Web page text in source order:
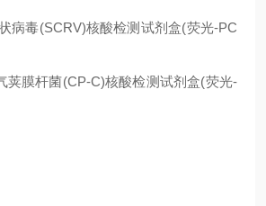
病毒(SCRV)核酸检测试剂盒(荧光-PC
荚膜杆菌(CP-C)核酸检测试剂盒(荧光-